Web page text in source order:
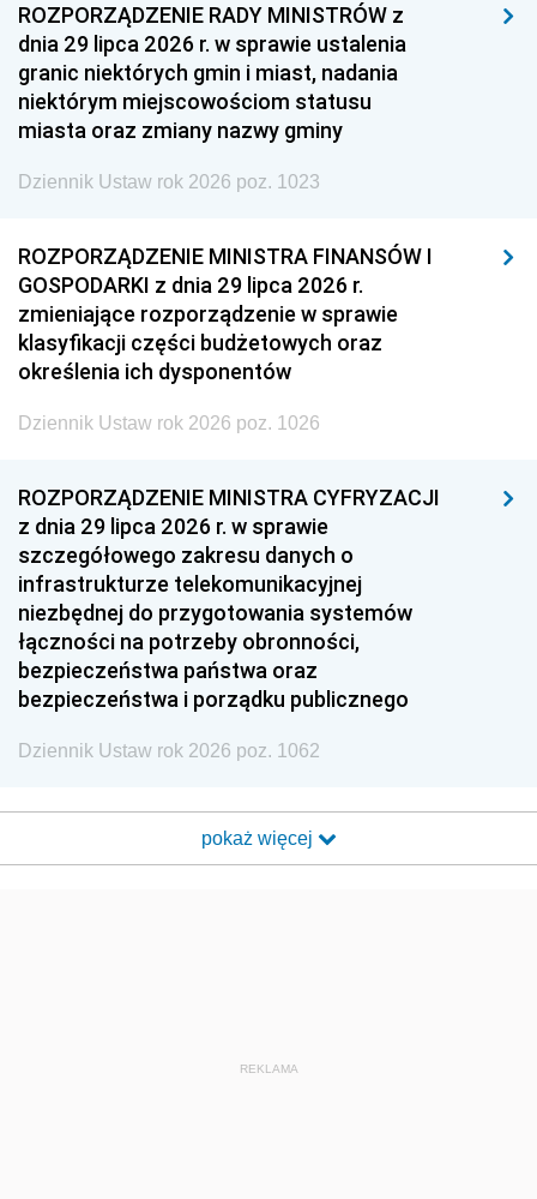
ROZPORZĄDZENIE RADY MINISTRÓW z
dnia 29 lipca 2026 r. w sprawie ustalenia
granic niektórych gmin i miast, nadania
niektórym miejscowościom statusu
miasta oraz zmiany nazwy gminy
Dziennik Ustaw rok 2026 poz. 1023
ROZPORZĄDZENIE MINISTRA FINANSÓW I
GOSPODARKI z dnia 29 lipca 2026 r.
zmieniające rozporządzenie w sprawie
klasyfikacji części budżetowych oraz
określenia ich dysponentów
Dziennik Ustaw rok 2026 poz. 1026
ROZPORZĄDZENIE MINISTRA CYFRYZACJI
z dnia 29 lipca 2026 r. w sprawie
szczegółowego zakresu danych o
infrastrukturze telekomunikacyjnej
niezbędnej do przygotowania systemów
łączności na potrzeby obronności,
bezpieczeństwa państwa oraz
bezpieczeństwa i porządku publicznego
Dziennik Ustaw rok 2026 poz. 1062
pokaż więcej
REKLAMA